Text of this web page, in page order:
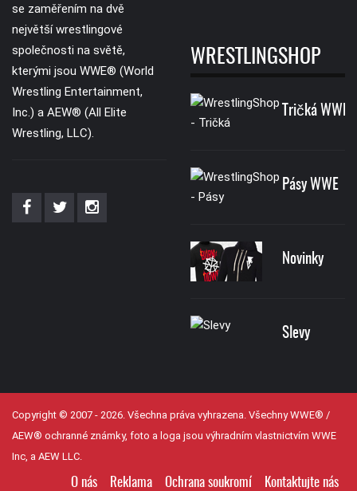
se zaměřením na dvě
největší wrestlingové
společnosti na světě,
kterými jsou WWE® (World
Wrestling Entertainment,
Inc.) a AEW® (All Elite
Wrestling, LLC).
WRESTLINGSHOP
Tričká WWE
Pásy WWE
Novinky
Slevy
Copyright © 2007 - 2026. Všechna práva vyhrazena. Všechny WWE® /
AEW® ochranné známky, foto a loga jsou výhradním vlastnictvím WWE
Inc, a AEW LLC.
O nás Reklama Ochrana soukromí Kontaktujte nás